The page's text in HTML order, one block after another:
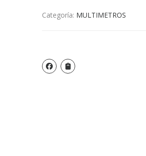
Categoría: MULTIMETROS